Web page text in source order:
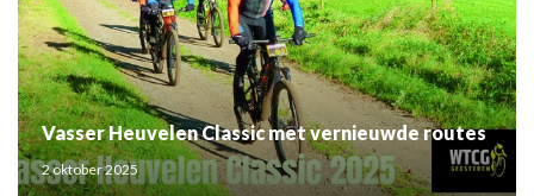
Vasser Heuvelen Classic met vernieuwde routes
2 oktober 2025